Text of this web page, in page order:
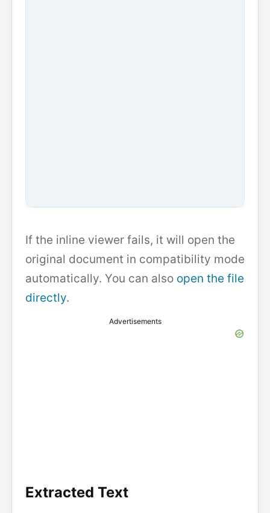
If the inline viewer fails, it will open the
original document in compatibility mode
automatically. You can also open the file
directly.
Advertisements
Extracted Text